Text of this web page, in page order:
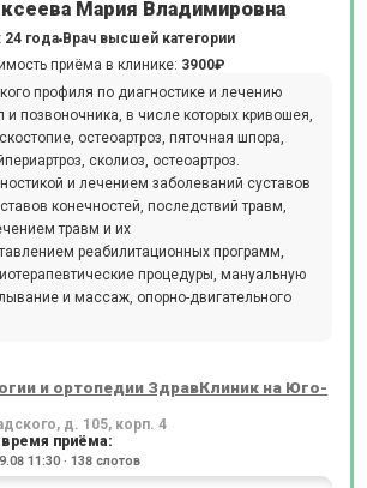
Мария Владимировна
года Врач высшей категории
приёма в клинике: 3900₽
профиля по диагностике и лечению
и позвоночника, в числе которых кривошея,
остеоартроз, пяточная шпора,
сколиоз, остеоартроз.
и лечением заболеваний суставов
конечностей, последствий травм,
травм и их
реабилитационных программ,
процедуры, мануальную
и массаж, опорно-двигательного
и ортопедии ЗдравКлиник на Юго-
д. 105, корп. 4
приёма:
11:30 · 138 слотов